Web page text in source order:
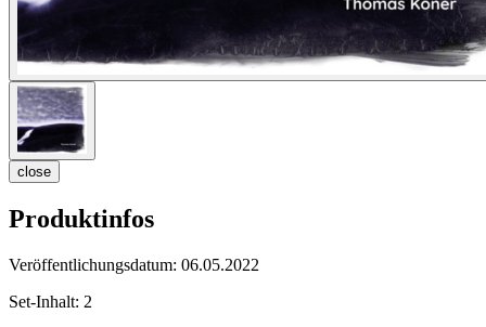
close
Produktinfos
Veröffentlichungsdatum: 06.05.2022
Set-Inhalt: 2